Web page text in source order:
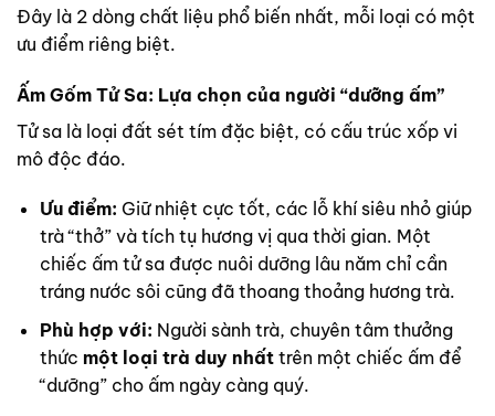
Đây là 2 dòng chất liệu phổ biến nhất, mỗi loại có một
ưu điểm riêng biệt.
Ấm Gốm Tử Sa: Lựa chọn của người “dưỡng ấm”
Tử sa là loại đất sét tím đặc biệt, có cấu trúc xốp vi
mô độc đáo.
Ưu điểm: Giữ nhiệt cực tốt, các lỗ khí siêu nhỏ giúp
trà “thở” và tích tụ hương vị qua thời gian. Một
chiếc ấm tử sa được nuôi dưỡng lâu năm chỉ cần
tráng nước sôi cũng đã thoang thoảng hương trà.
Phù hợp với: Người sành trà, chuyên tâm thưởng
thức một loại trà duy nhấttrên một chiếc ấm để
“dưỡng” cho ấm ngày càng quý.